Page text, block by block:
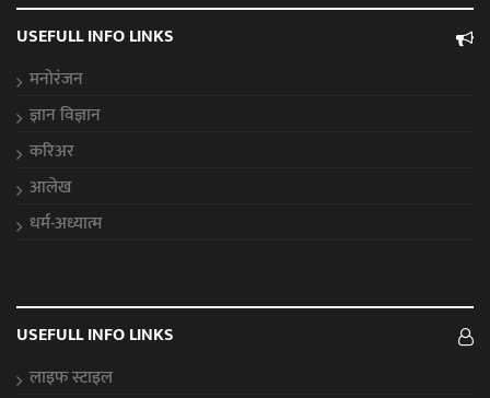
USEFULL INFO LINKS
मनोरंजन
ज्ञान विज्ञान
करिअर
आलेख
धर्म-अध्यात्म
USEFULL INFO LINKS
लाइफ स्टाइल